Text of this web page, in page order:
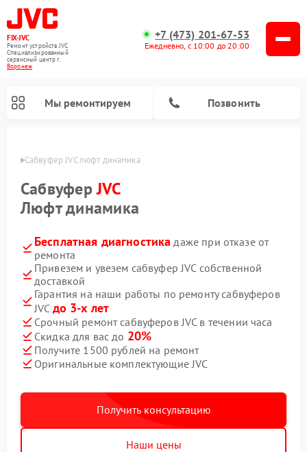
FIX-JVC
Ремонт устройств JVC
Специализированный
cервисный центр г.
Воронеж
+7 (473) 201-67-53
Ежедневно, с 10:00 до 20:00
Мы ремонтируем Позвонить
Сабвуфер JVC люфт динамика
СабвуферJVC
Люфт динамика
Бесплатная диагностика даже при отказе от
ремонта
Привезем и увезем сабвуфер JVC собственной
доставкой
Гарантия на наши работы по ремонту сабвуферов
JVC до 3-х лет
Срочный ремонт сабвуферов JVC в течении часа
Скидка для вас до 20%
Получите 1500 рублей на ремонт
Оригинальные комплектующие JVC
Получить консультацию
Наши цены